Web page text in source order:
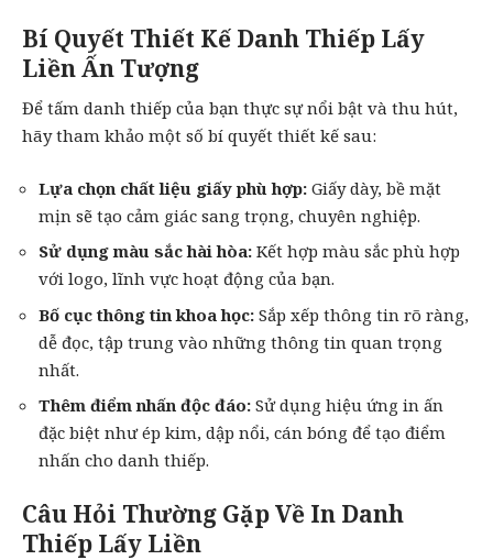
Bí Quyết Thiết Kế Danh Thiếp Lấy
Liền Ấn Tượng
Để tấm danh thiếp của bạn thực sự nổi bật và thu hút,
hãy tham khảo một số bí quyết thiết kế sau:
Lựa chọn chất liệu giấy phù hợp: Giấy dày, bề mặt
mịn sẽ tạo cảm giác sang trọng, chuyên nghiệp.
Sử dụng màu sắc hài hòa: Kết hợp màu sắc phù hợp
với logo, lĩnh vực hoạt động của bạn.
Bố cục thông tin khoa học: Sắp xếp thông tin rõ ràng,
dễ đọc, tập trung vào những thông tin quan trọng
nhất.
Thêm điểm nhấn độc đáo: Sử dụng hiệu ứng in ấn
đặc biệt như ép kim, dập nổi, cán bóng để tạo điểm
nhấn cho danh thiếp.
Câu Hỏi Thường Gặp Về In Danh
Thiếp Lấy Liền